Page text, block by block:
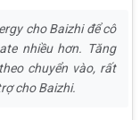
cho Baizhi để cô
nhiều hơn. Tăng
chuyển vào, rất
cho Baizhi.